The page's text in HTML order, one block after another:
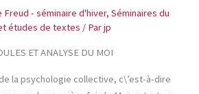
- séminaire d'hiver,Séminaires du
études de textes / Parjp
ET ANALYSE DU MOI
la psychologie collective, c\’est-à-dire